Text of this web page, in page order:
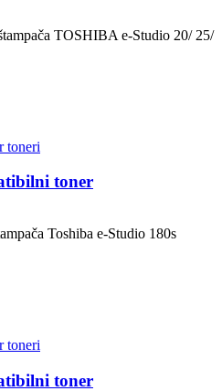
TOSHIBA e-Studio 20/ 25/
toneri
toner
Toshiba e-Studio 180s
toneri
toner